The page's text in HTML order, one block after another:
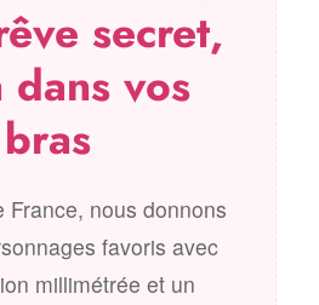
secret,
vos
bras
France, nous donnons
favoris avec
millimétrée et un